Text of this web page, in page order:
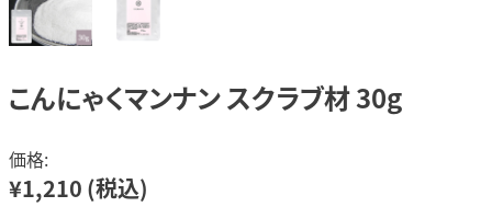
こんにゃくマンナン スクラブ材 30g
価格:
¥1,210 (税込)